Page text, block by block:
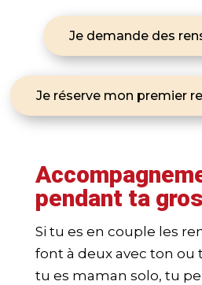
Je demande des
Je réserve mon premier
pendant ta
Si tu es en couple les
font à deux avec ton ou
tu es maman solo, tu